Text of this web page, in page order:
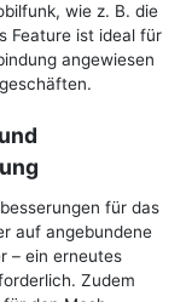
wie z. B. die
Feature ist ideal für
angewiesen
für das
auf angebundene
– ein erneutes
Zudem